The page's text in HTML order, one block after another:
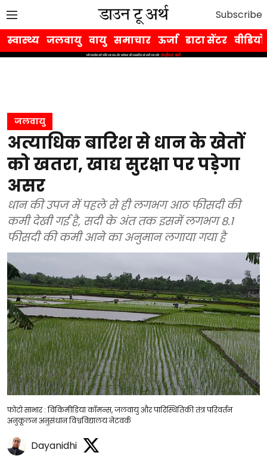
Subscribe
स्वास्थ्य जलवायु वायु समाचार ऊर्जा डाटा सेंटर वीडियो
जलवायु
अत्याधिक बारिश से धान के खेतों
को खतरा, खाद्य सुरक्षा पर पड़ेगा
असर
धान की उपज में पहले से ही लगभग आठ फीसदी की
कमी देखी गई है, सदी के अंत तक इसमें लगभग 8.1
फीसदी की कमी आने का अनुमान लगाया गया है
फोटो साभार : विकिमीडिया कॉमन्स, जलवायु और पारिस्थितिकी तंत्र परिवर्तन
अनुकूलन अनुसंधान विश्वविद्यालय नेटवर्क
Dayanidhi